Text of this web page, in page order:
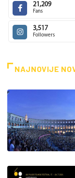
21,209
Fans
3,517
Followers
NAJNOVIJE